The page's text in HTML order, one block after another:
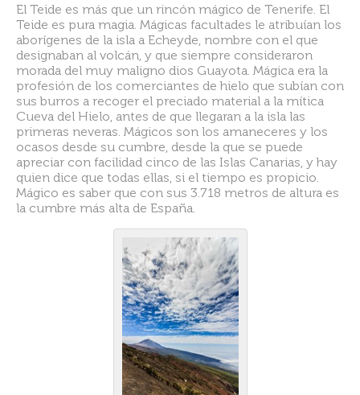
El Teide es más que un rincón mágico de Tenerife. El
Teide es pura magia. Mágicas facultades le atribuían los
aborígenes de la isla a Echeyde, nombre con el que
designaban al volcán, y que siempre consideraron
morada del muy maligno dios Guayota. Mágica era la
profesión de los comerciantes de hielo que subían con
sus burros a recoger el preciado material a la mítica
Cueva del Hielo, antes de que llegaran a la isla las
primeras neveras. Mágicos son los amaneceres y los
ocasos desde su cumbre, desde la que se puede
apreciar con facilidad cinco de las Islas Canarias, y hay
quien dice que todas ellas, si el tiempo es propicio.
Mágico es saber que con sus 3.718 metros de altura es
la cumbre más alta de España.